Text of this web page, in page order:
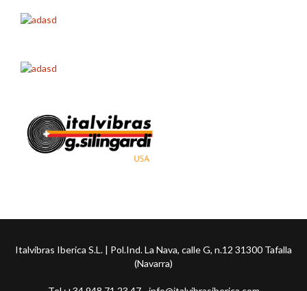
Italvibras Iberica S.L. | Pol.Ind. La Nava, calle G, n.12 31300 Tafalla
(Navarra)